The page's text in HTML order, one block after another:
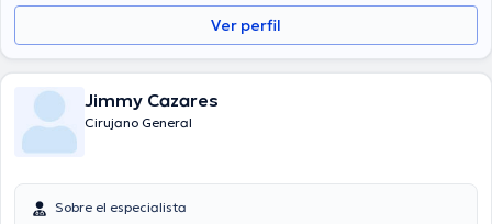
Ver perfil
Jimmy Cazares
Cirujano General
Sobre el especialista